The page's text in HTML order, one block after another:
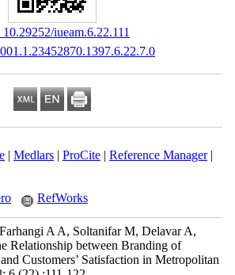
‎ 10.29252/iueam.6.22.111
|Medlars|ProCite|Reference Manager
RefWorks
Farhangi A A, Soltanifar M, Delavar A,
Relationship between Branding of
and Customers’ Satisfaction in Metropolitan